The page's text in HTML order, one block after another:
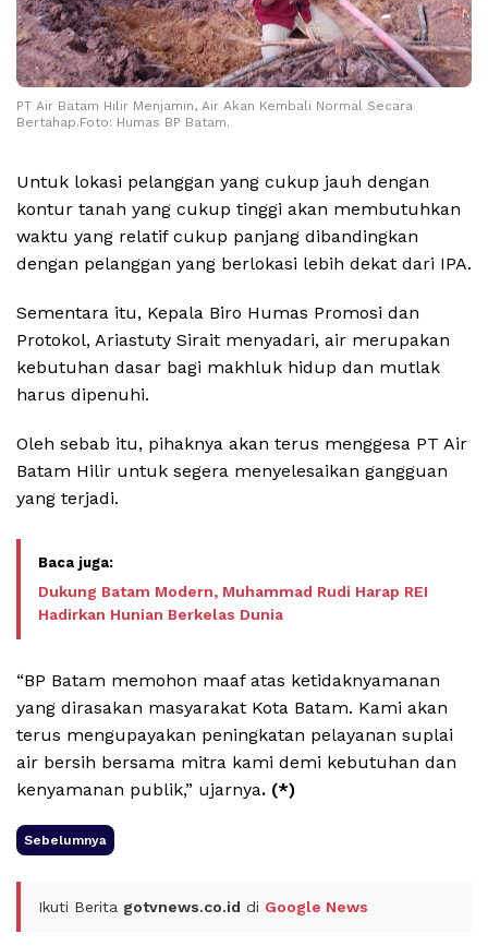
PT Air Batam Hilir Menjamin, Air Akan Kembali Normal Secara
Bertahap.Foto: Humas BP Batam.
Untuk lokasi pelanggan yang cukup jauh dengan
kontur tanah yang cukup tinggi akan membutuhkan
waktu yang relatif cukup panjang dibandingkan
dengan pelanggan yang berlokasi lebih dekat dari IPA.
Sementara itu, Kepala Biro Humas Promosi dan
Protokol, Ariastuty Sirait menyadari, air merupakan
kebutuhan dasar bagi makhluk hidup dan mutlak
harus dipenuhi.
Oleh sebab itu, pihaknya akan terus menggesa PT Air
Batam Hilir untuk segera menyelesaikan gangguan
yang terjadi.
Dukung Batam Modern, Muhammad Rudi Harap REI
Hadirkan Hunian Berkelas Dunia
“BP Batam memohon maaf atas ketidaknyamanan
yang dirasakan masyarakat Kota Batam. Kami akan
terus mengupayakan peningkatan pelayanan suplai
air bersih bersama mitra kami demi kebutuhan dan
kenyamanan publik,” ujarnya. (*)
Sebelumnya
Ikuti Berita gotvnews.co.id di Google News